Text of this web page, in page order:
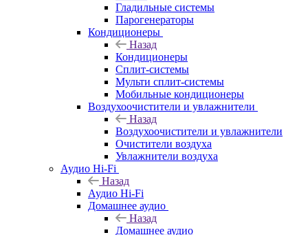
Гладильные системы
Парогенераторы
Кондиционеры
Назад
Кондиционеры
Сплит-системы
Мульти сплит-системы
Мобильные кондиционеры
Воздухоочистители и увлажнители
Назад
Воздухоочистители и увлажнители
Очистители воздуха
Увлажнители воздуха
Аудио Hi-Fi
Назад
Аудио Hi-Fi
Домашнее аудио
Назад
Домашнее аудио